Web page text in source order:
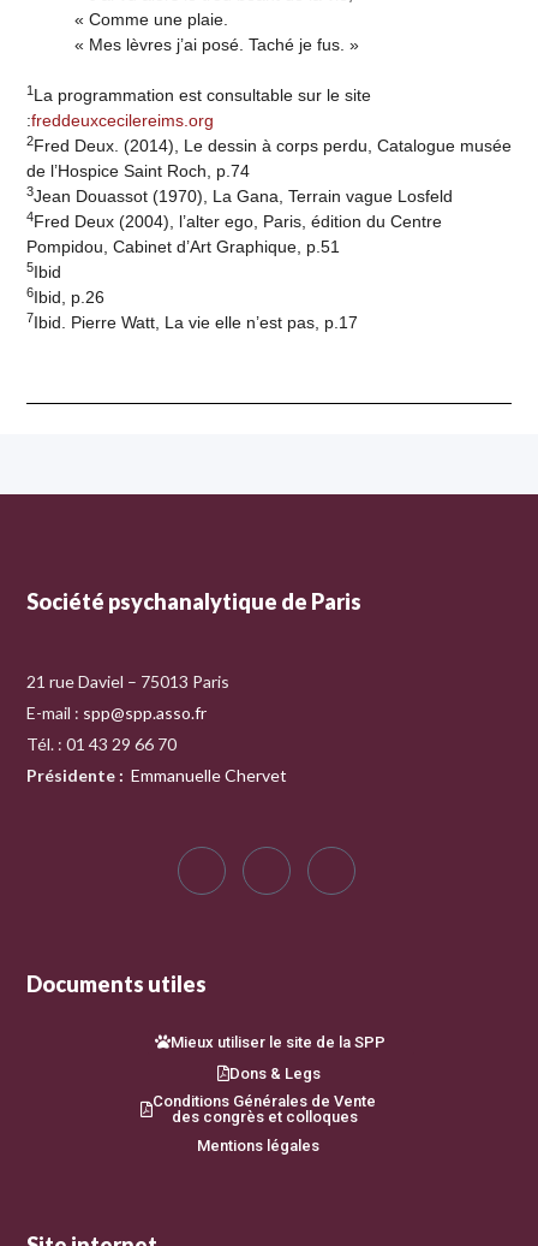
« Comme une plaie.
« Mes lèvres j’ai posé. Taché je fus. »
1 La programmation est consultable sur le site
:freddeuxcecilereims.org
2Fred Deux. (2014), Le dessin à corps perdu, Catalogue musée
de l’Hospice Saint Roch, p.74
3Jean Douassot (1970), La Gana, Terrain vague Losfeld
4Fred Deux (2004), l’alter ego, Paris, édition du Centre
Pompidou, Cabinet d’Art Graphique, p.51
5Ibid
6Ibid, p.26
7Ibid. Pierre Watt, La vie elle n’est pas, p.17
Société psychanalytique de Paris
21 rue Daviel – 75013 Paris
E-mail : spp@spp.asso.fr
Tél. : 01 43 29 66 70
Présidente : Emmanuelle Chervet
Documents utiles
Mieux utiliser le site de la SPP
Dons & Legs
Conditions Générales de Vente
des congrès et colloques
Mentions légales